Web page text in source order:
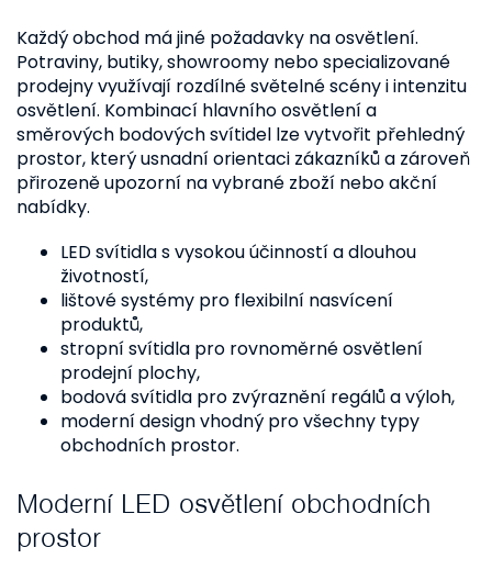
Každý obchod má jiné požadavky na osvětlení.
Potraviny, butiky, showroomy nebo specializované
prodejny využívají rozdílné světelné scény i intenzitu
osvětlení. Kombinací hlavního osvětlení a
směrových bodových svítidel lze vytvořit přehledný
prostor, který usnadní orientaci zákazníků a zároveň
přirozeně upozorní na vybrané zboží nebo akční
nabídky.
LED svítidla s vysokou účinností a dlouhou
životností,
lištové systémy pro flexibilní nasvícení
produktů,
stropní svítidla pro rovnoměrné osvětlení
prodejní plochy,
bodová svítidla pro zvýraznění regálů a výloh,
moderní design vhodný pro všechny typy
obchodních prostor.
Moderní LED osvětlení obchodních
prostor